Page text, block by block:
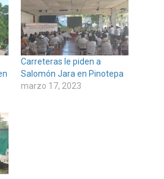
Carreteras le piden a
Salomón Jara en Pinotepa
marzo 17, 2023